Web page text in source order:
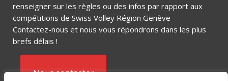
renseigner sur les règles ou des infos par rapport aux
compétitions de Swiss Volley Région Genève
Contactez-nous et nous vous répondrons dans les plus
brefs délais !
Nous contacter